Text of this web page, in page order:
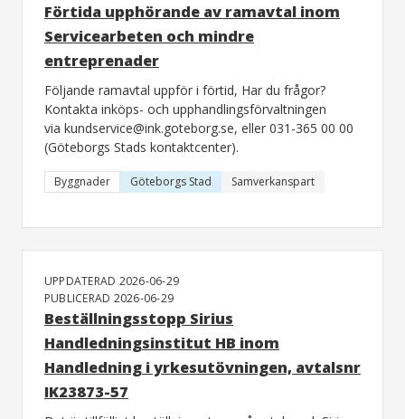
Förtida upphörande av ramavtal inom
Servicearbeten och mindre
entreprenader
Följande ramavtal uppför i förtid, Har du frågor?
Kontakta inköps- och upphandlingsförvaltningen
via kundservice@ink.goteborg.se, eller 031-365 00 00
(Göteborgs Stads kontaktcenter).
Byggnader Göteborgs Stad Samverkanspart
UPPDATERAD 2026-06-29
PUBLICERAD 2026-06-29
Beställningsstopp Sirius
Handledningsinstitut HB inom
Handledning i yrkesutövningen, avtalsnr
IK23873-57